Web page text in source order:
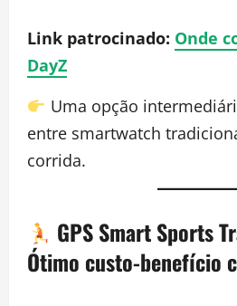
Link patrocinado: Onde
DayZ
Uma opção
entre smartwatch
corrida.
GPS Smart Sports
Ótimo custo-benefício